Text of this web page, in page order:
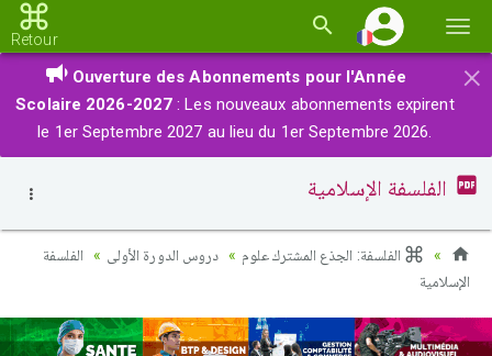
la
Retour
×
Ouverture des Abonnements pour l'Année
Scolaire 2026-2027 : Les nouveaux abonnements expirent
le 1er Septembre 2027 au lieu du 1er Septembre 2026.
الفلسفة الإسلامية
الفلسفة: الجذع المشترك علوم دروس الدورة الأولى
الفلسفة
الإسلامية